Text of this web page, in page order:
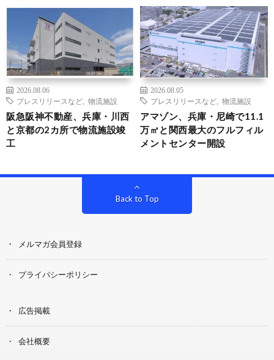
2026.08.06
プレスリリースなど
物流施設
阪急阪神不動産、兵庫・川西
と京都の2カ所で物流施設竣
工
2026.08.05
プレスリリースなど
物流施設
アマゾン、兵庫・尼崎で11.1
万㎡と関西最大のフルフィル
メントセンター開設
Back to Top
メルマガ会員登録
プライバシーポリシー
広告掲載
会社概要